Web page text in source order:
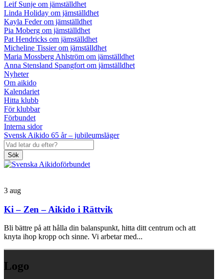
Leif Sunje om jämställdhet
Linda Holiday om jämställdhet
Kayla Feder om jämställdhet
Pia Moberg om jämställdhet
Pat Hendricks om jämställdhet
Micheline Tissier om jämställdhet
Maria Mossberg Ahlström om jämställdhet
Anna Stensland Spangfort om jämställdhet
Nyheter
Om aikido
Kalendariet
Hitta klubb
För klubbar
Förbundet
Interna sidor
Svensk Aikido 65 år – jubileumsläger
Sök
3 aug
Ki – Zen – Aikido i Rättvik
Bli bättre på att hålla din balanspunkt, hitta ditt centrum och att
knyta ihop kropp och sinne. Vi arbetar med...
Logo